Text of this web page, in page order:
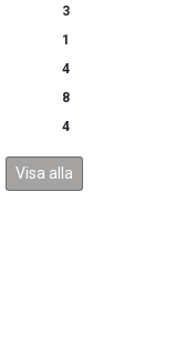
3
1
4
8
4
Visa alla